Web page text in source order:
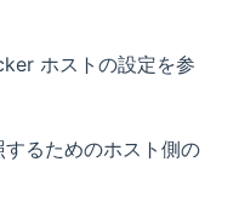
ホストの設定を参
るためのホスト側の